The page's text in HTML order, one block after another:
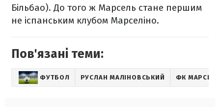
Більбао). До того ж Марсель стане першим
не іспанським клубом Марселіно.
Пов'язані теми:
ФУТБОЛ РУСЛАН МАЛІНОВСЬКИЙ ФК